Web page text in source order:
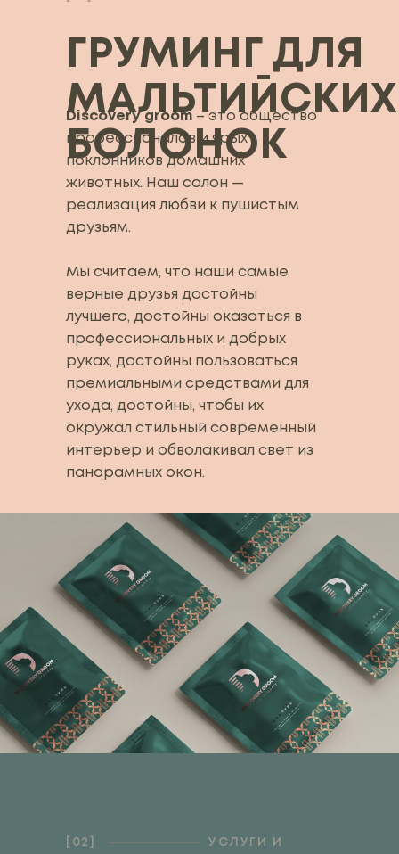
ГРУМИНГ ДЛЯ
МАЛЬТИЙСКИХ
БОЛОНОК
Discovery groom – это общество
профессионалов и ярых
поклонников домашних
животных. Наш салон —
реализация любви к пушистым
друзьям.
Мы считаем, что наши самые
верные друзья достойны
лучшего, достойны оказаться в
профессиональных и добрых
руках, достойны пользоваться
премиальными средствами для
ухода, достойны, чтобы их
окружал стильный современный
интерьер и обволакивал свет из
панорамных окон.
[02]
УСЛУГИ И